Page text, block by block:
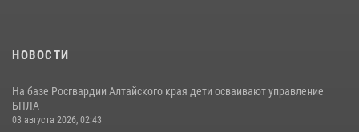
НОВОСТИ
На базе Росгвардии Алтайского края дети осваивают управление
БПЛА
03 августа 2026, 02:43